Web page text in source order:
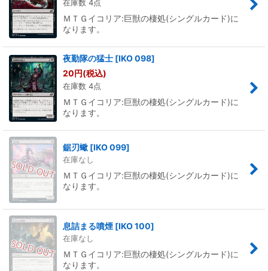
在庫数 4点
ＭＴＧイコリア:巨獣の棲処(シングルカード)に
なります。
夜勤隊の猛士 [IKO 098]
20円(税込)
在庫数 4点
ＭＴＧイコリア:巨獣の棲処(シングルカード)に
なります。
鋸刃蠍 [IKO 099]
在庫なし
ＭＴＧイコリア:巨獣の棲処(シングルカード)に
なります。
息詰まる噴煙 [IKO 100]
在庫なし
ＭＴＧイコリア:巨獣の棲処(シングルカード)に
なります。